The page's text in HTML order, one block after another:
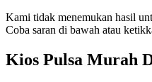
Kami tidak menemukan hasil
Coba saran di bawah atau
Kios Pulsa Murah